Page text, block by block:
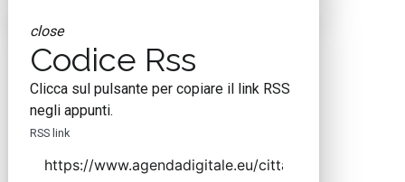
close
Codice Rss
Clicca sul pulsante per copiare il link RSS
negli appunti.
RSS link